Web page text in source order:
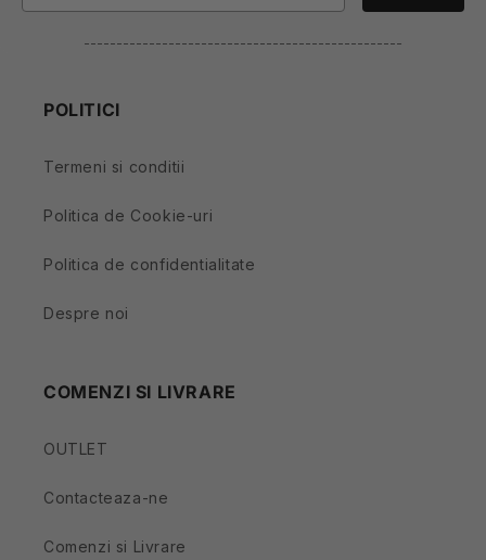
-------------------------------------------------
POLITICI
Termeni si conditii
Politica de Cookie-uri
Politica de confidentialitate
Despre noi
COMENZI SI LIVRARE
OUTLET
Contacteaza-ne
Comenzi si Livrare